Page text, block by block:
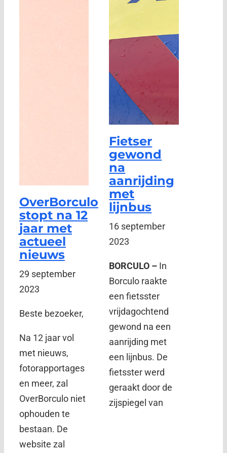
OverBorculo
stopt na 12
jaar met
actueel
nieuws
29 september
2023
Beste bezoeker,
Na 12 jaar vol
met nieuws,
fotorapportages
en meer, zal
OverBorculo niet
ophouden te
bestaan. De
website zal
Fietser
gewond
na
aanrijding
met
lijnbus
16 september
2023
BORCULO – In
Borculo raakte
een fietsster
vrijdagochtend
gewond na een
aanrijding met
een lijnbus. De
fietsster werd
geraakt door de
zijspiegel van